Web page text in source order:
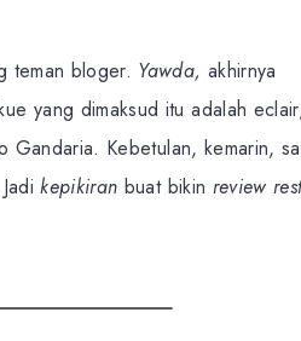
teman bloger. Yawda, akhirnya
yang dimaksud itu adalah
Gandaria. Kebetulan, kemarin,
kepikiran buat bikin review